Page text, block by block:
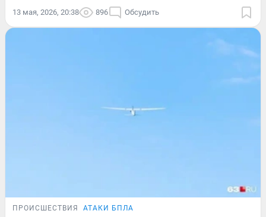
13 мая, 2026, 20:38 896 Обсудить
ПРОИСШЕСТВИЯ АТАКИ БПЛА